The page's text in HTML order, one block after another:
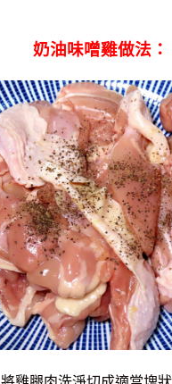
奶油味噌雞做法：